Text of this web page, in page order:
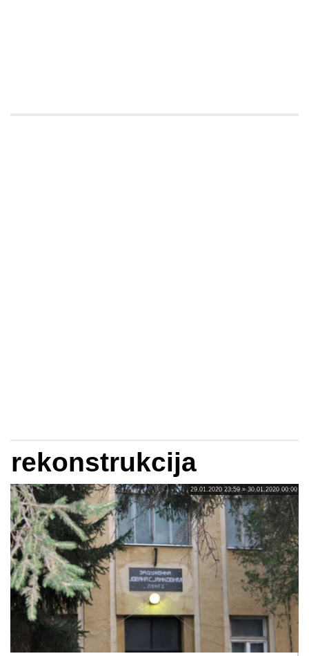
rekonstrukcija
29.01.2020 23:59 » 30.01.2020 00:00